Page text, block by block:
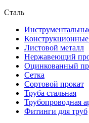
Сталь
Конструкционные
Листовой металл
Нержавеющий
Оцинкованный
Сетка
Сортовой прокат
Труба стальная
Трубопроводная
Фитинги для труб